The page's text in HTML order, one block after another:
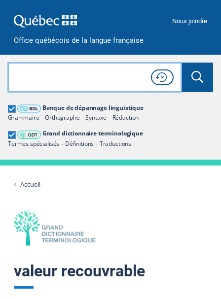
Office québécois de la langue française
Nous joindre
Rechercher dans tout le site
Lancer
Consulter l'
Historique
de recherche
Banque de dépannage linguistique
Grammaire – Orthographe – Syntaxe – Rédaction
Grand dictionnaire terminologique
Termes spécialisés – Définitions – Traductions
Grand dictionnaire terminologique
Restreindre aux termes
Accueil
valeur recouvrable